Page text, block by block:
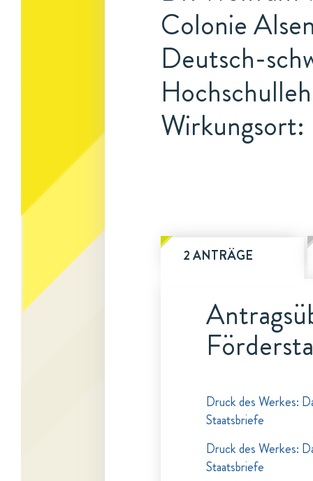
Colonie
Deutsch-
2 ANTRÄGE
Druck des Werkes:
Staatsbriefe
Druck des Werkes:
Staatsbriefe